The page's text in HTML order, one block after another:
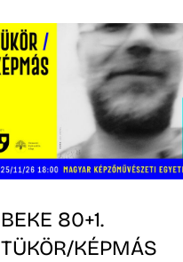
BEKE 80+1.
TÜKÖR/KÉPMÁS